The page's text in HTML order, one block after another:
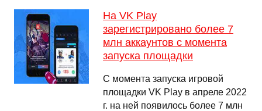
На VK Play
зарегистрировано более 7
млн аккаунтов с момента
запуска площадки
С момента запуска игровой
площадки VK Play в апреле 2022
г. на ней появилось более 7 млн